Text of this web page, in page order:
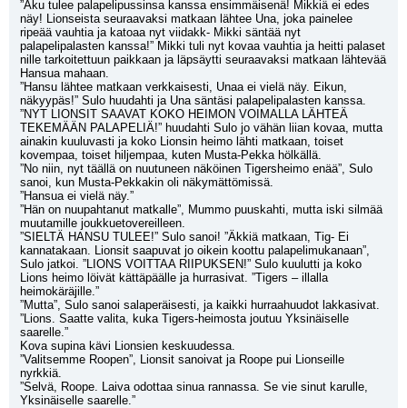
”Aku tulee palapelipussinsa kanssa ensimmäisenä! Mikkiä ei edes
näy! Lionseista seuraavaksi matkaan lähtee Una, joka painelee
ripeää vauhtia ja katoaa nyt viidakk- Mikki säntää nyt
palapelipalasten kanssa!” Mikki tuli nyt kovaa vauhtia ja heitti palaset
nille tarkoitettuun paikkaan ja läpsäytti seuraavaksi matkaan lähtevää
Hansua mahaan.
”Hansu lähtee matkaan verkkaisesti, Unaa ei vielä näy. Eikun,
näkyypäs!” Sulo huudahti ja Una säntäsi palapelipalasten kanssa.
”NYT LIONSIT SAAVAT KOKO HEIMON VOIMALLA LÄHTEÄ
TEKEMÄÄN PALAPELIÄ!” huudahti Sulo jo vähän liian kovaa, mutta
ainakin kuuluvasti ja koko Lionsin heimo lähti matkaan, toiset
kovempaa, toiset hiljempaa, kuten Musta-Pekka hölkällä.
”No niin, nyt täällä on nuutuneen näköinen Tigersheimo enää”, Sulo
sanoi, kun Musta-Pekkakin oli näkymättömissä.
”Hansua ei vielä näy.”
”Hän on nuupahtanut matkalle”, Mummo puuskahti, mutta iski silmää
muutamille joukkuetovereilleen.
”SIELTÄ HANSU TULEE!” Sulo sanoi! ”Äkkiä matkaan, Tig- Ei
kannatakaan. Lionsit saapuvat jo oikein koottu palapelimukanaan”,
Sulo jatkoi. ”LIONS VOITTAA RIIPUKSEN!” Sulo kuulutti ja koko
Lions heimo löivät kättäpäälle ja hurrasivat. ”Tigers – illalla
heimokäräjille.”
”Mutta”, Sulo sanoi salaperäisesti, ja kaikki hurraahuudot lakkasivat.
”Lions. Saatte valita, kuka Tigers-heimosta joutuu Yksinäiselle
saarelle.”
Kova supina kävi Lionsien keskuudessa.
”Valitsemme Roopen”, Lionsit sanoivat ja Roope pui Lionseille
nyrkkiä.
”Selvä, Roope. Laiva odottaa sinua rannassa. Se vie sinut karulle,
Yksinäiselle saarelle.”